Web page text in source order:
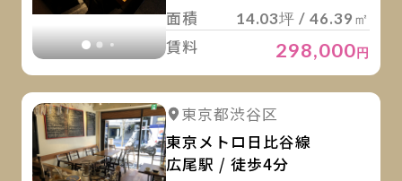
面積
14.03坪 / 46.39㎡
賃料 298,000円
詳細を見る
東京都渋谷区
東京メトロ日比谷線
広尾駅 / 徒歩4分